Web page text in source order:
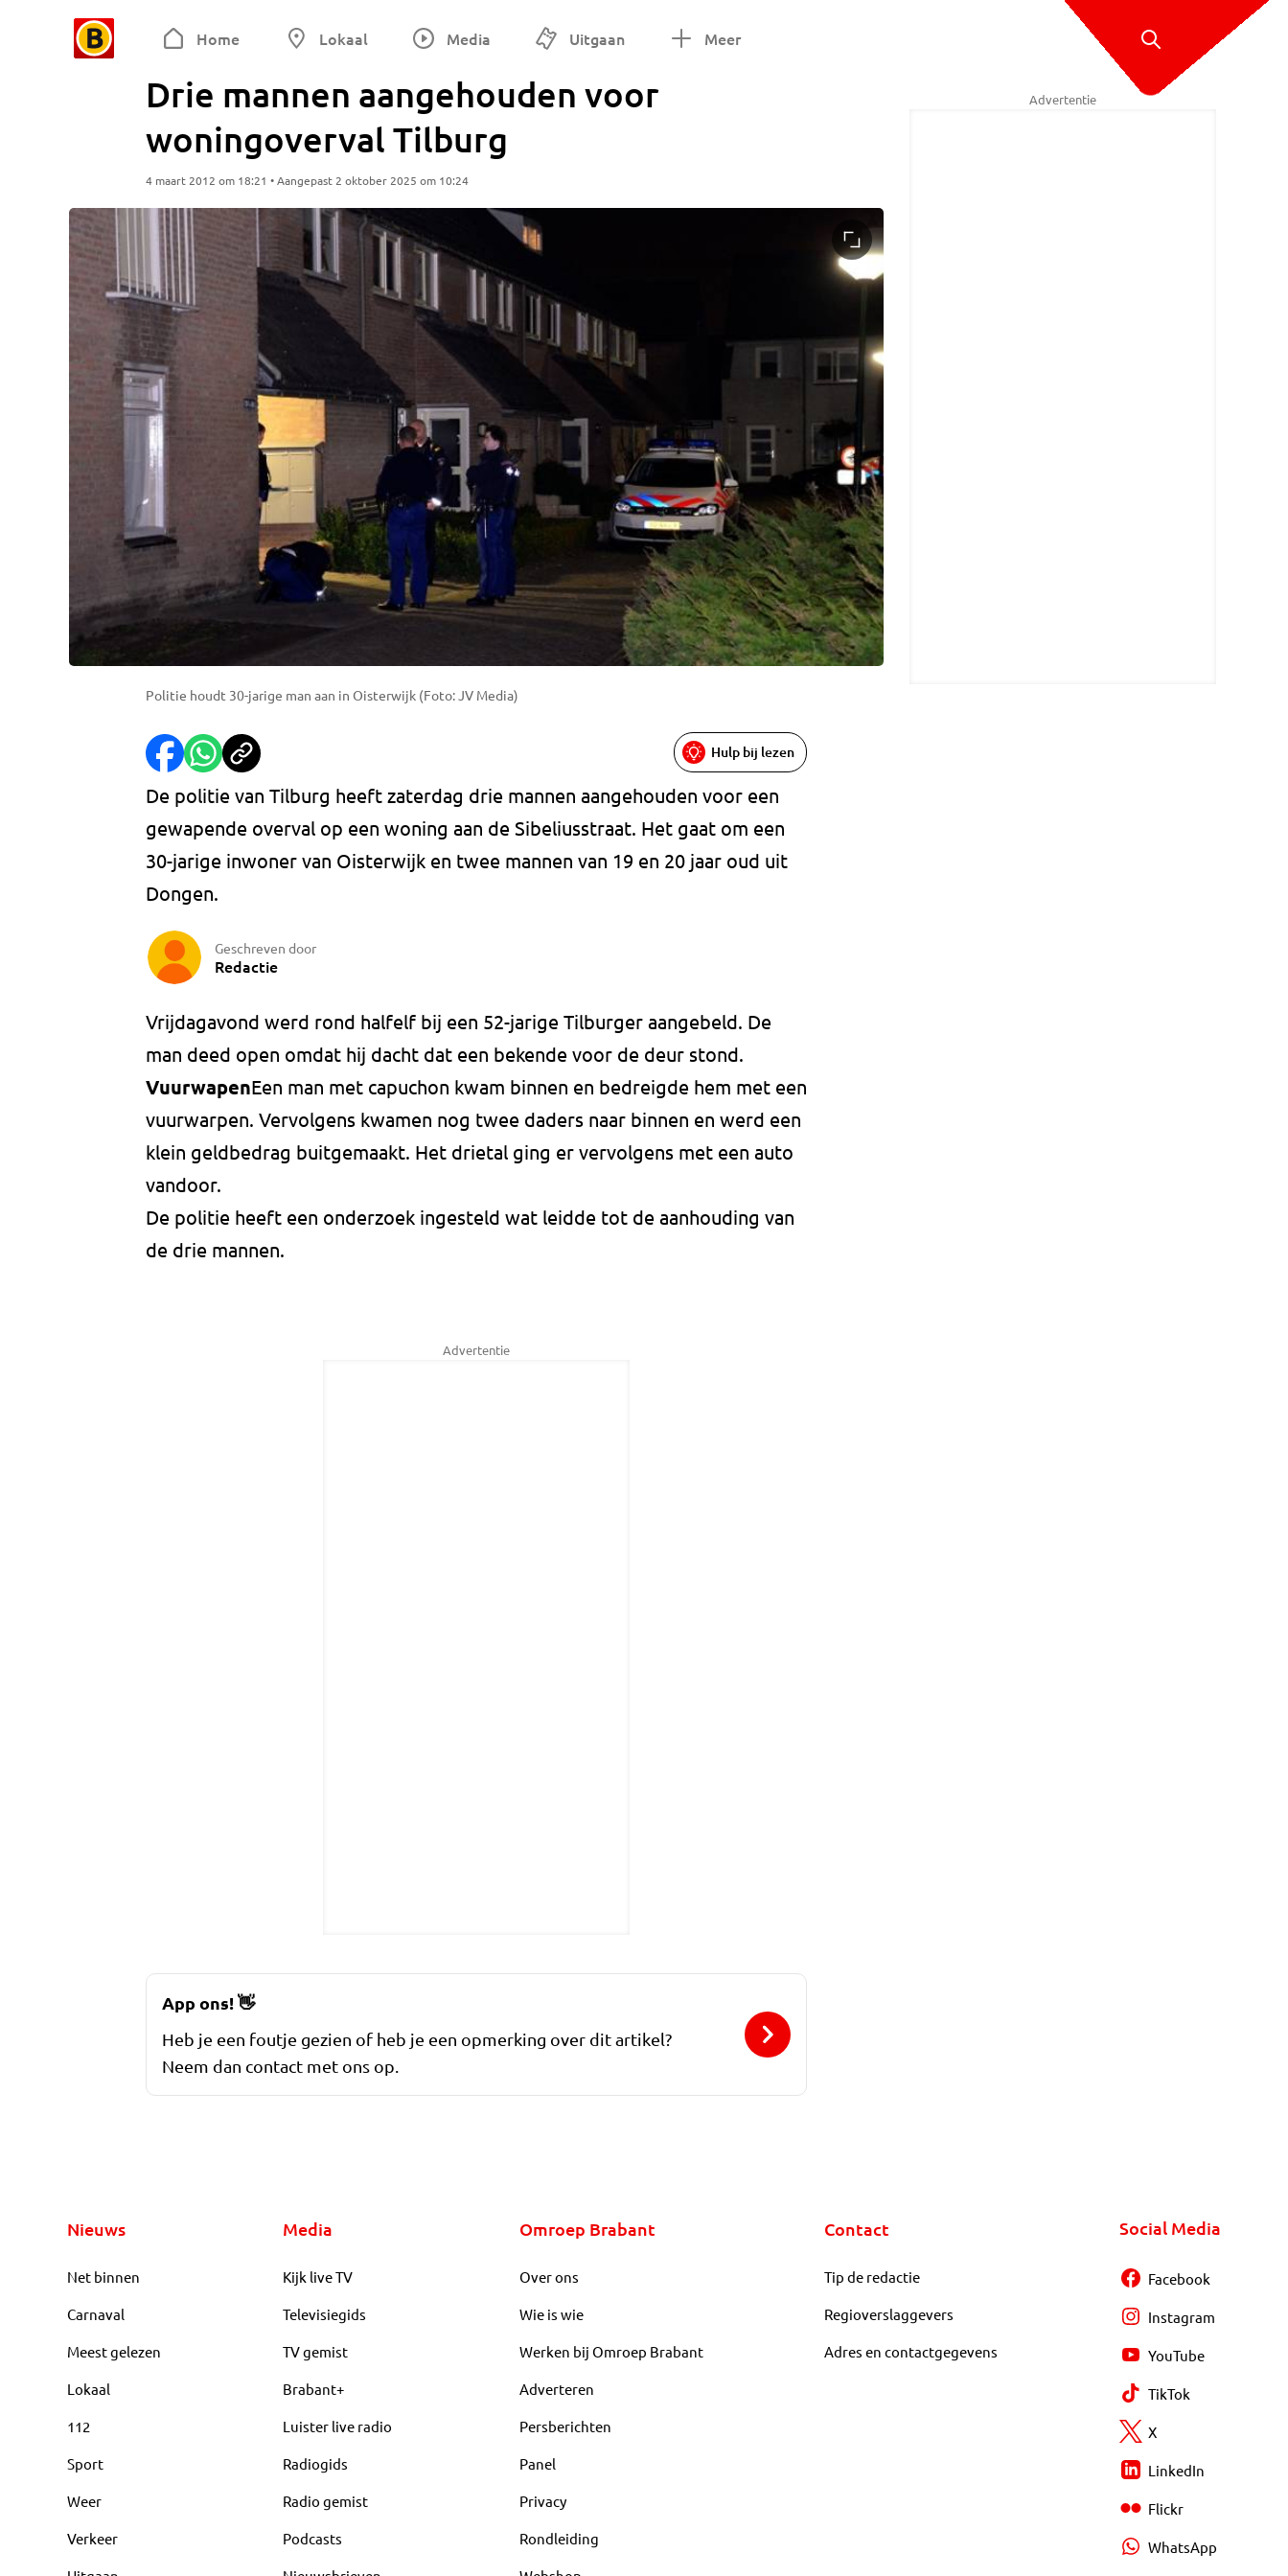
Home Lokaal Media Uitgaan Meer
Drie mannen aangehouden voor
woningoverval Tilburg
4 maart 2012 om 18:21 • Aangepast 2 oktober 2025 om 10:24
Politie houdt 30-jarige man aan in Oisterwijk (Foto: JV Media)
Hulp bij lezen
De politie van Tilburg heeft zaterdag drie mannen aangehouden voor een
gewapende overval op een woning aan de Sibeliusstraat. Het gaat om een
30-jarige inwoner van Oisterwijk en twee mannen van 19 en 20 jaar oud uit
Dongen.
Geschreven door
Redactie
Vrijdagavond werd rond halfelf bij een 52-jarige Tilburger aangebeld. De
man deed open omdat hij dacht dat een bekende voor de deur stond.
VuurwapenEen man met capuchon kwam binnen en bedreigde hem met een
vuurwarpen. Vervolgens kwamen nog twee daders naar binnen en werd een
klein geldbedrag buitgemaakt. Het drietal ging er vervolgens met een auto
vandoor.
De politie heeft een onderzoek ingesteld wat leidde tot de aanhouding van
de drie mannen.
Advertentie
Advertentie
App ons!👋
Heb je een foutje gezien of heb je een opmerking over dit artikel?
Neem dan contact met ons op.
Nieuws
Net binnen
Carnaval
Meest gelezen
Lokaal
112
Sport
Weer
Verkeer
Media
Kijk live TV
Televisiegids
TV gemist
Brabant+
Luister live radio
Radiogids
Radio gemist
Podcasts
Omroep Brabant
Over ons
Wie is wie
Werken bij Omroep Brabant
Adverteren
Persberichten
Panel
Privacy
Rondleiding
Contact
Tip de redactie
Regioverslaggevers
Adres en contactgegevens
Social Media
Facebook
Instagram
YouTube
TikTok
X
LinkedIn
Flickr
WhatsApp